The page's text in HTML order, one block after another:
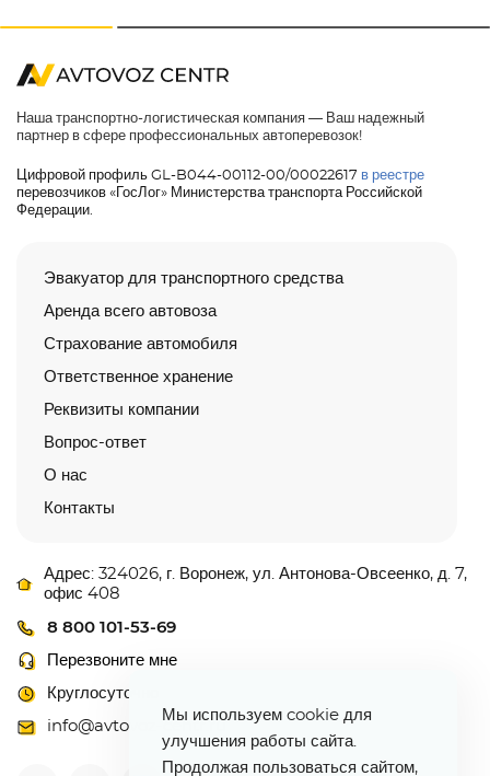
Наша транспортно-логистическая компания — Ваш надежный
партнер в сфере профессиональных автоперевозок!
Цифровой профиль GL-B044-00112-00/00022617 в реестре
перевозчиков «ГосЛог» Министерства транспорта Российской
Федерации.
Эвакуатор для транспортного средства
Аренда всего автовоза
Страхование автомобиля
Ответственное хранение
Реквизиты компании
Вопрос-ответ
О нас
Контакты
Адрес: 324026, г. Воронеж, ул. Антонова-Овсеенко, д. 7,
офис 408
8 800 101-53-69
Перезвоните мне
Круглосуточно
info@avtovoz-centr.ru
Мы используем cookie для
улучшения работы сайта.
Продолжая пользоваться сайтом,